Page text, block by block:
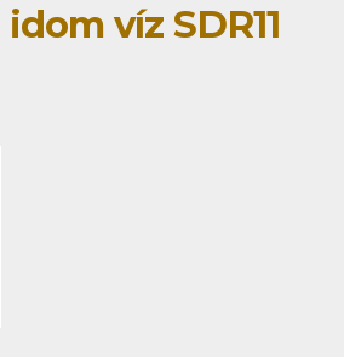
víz SDR11